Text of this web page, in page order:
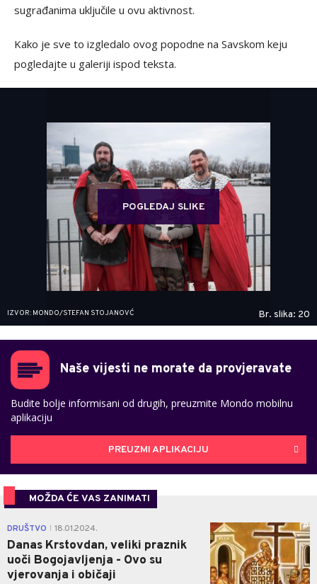
sugrađanima uključile u ovu aktivnost.
Kako je sve to izgledalo ovog popodne na Savskom keju
pogledajte u galeriji ispod teksta.
POGLEDAJ SLIKE
IZVOR: MONDO/STEFAN STOJANOVĆ Br. slika: 20
Naše vijesti ne morate da provjeravate
Budite bolje informisani od drugih, preuzmite Mondo mobilnu
aplikaciju
PREUZMI APLIKACIJU
MOŽDA ĆE VAS ZANIMATI
DRUŠTVO 18.01.2024.
Danas Krstovdan, veliki praznik
uoči Bogojavljenja - Ovo su
vjerovanja i običaji
0